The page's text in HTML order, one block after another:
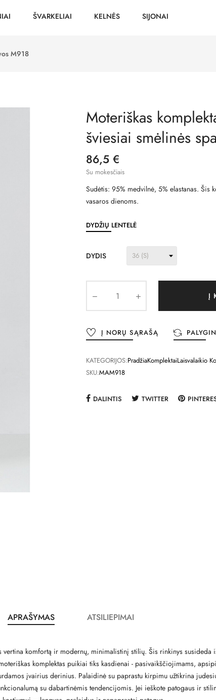
ŠVARKELIAI KELNĖS SIJONAI
M918
Moteriškas
šviesiai smėlinės
86,5 €
Su mokesčiais
Sudėtis: 95% medvilnė, 5% elastanas. Šis
vasaros dienoms.
DYDŽIŲ LENTELĖ
DYDIS
Į
Į NORŲ SĄRAŠĄ
KATEGORIJOS:PradžiaKomplektaiLaisvalaikio
SKU:MAM918
DALINTIS TWITTER
APRAŠYMAS ATSILIEPIMAI
komfortą ir modernų, minimalistinį stilių. Šis rinkinys
komplektas puikiai tiks kasdienai - pasivaikščiojimams,
įvairius derinius. Palaidinė su paprastu kirpimu užtikrina
su dabartinėmis tendencijomis. Jei ieškote patogaus ir